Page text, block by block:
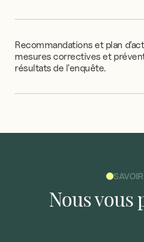
Recommandationset plan
mesurescorrectiveset
résultatsde l'enquête.
Nousvous